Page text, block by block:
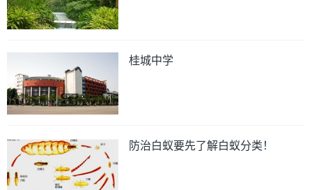
桂城中学
防治白蚁要先了解白蚁分类！